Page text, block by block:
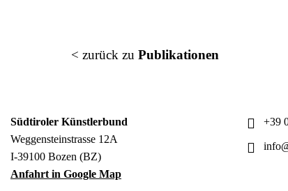
< zurück zu Publikationen
Südtiroler Künstlerbund
Weggensteinstrasse 12A
I-39100 Bozen (BZ)
Anfahrt in Google Map
+39